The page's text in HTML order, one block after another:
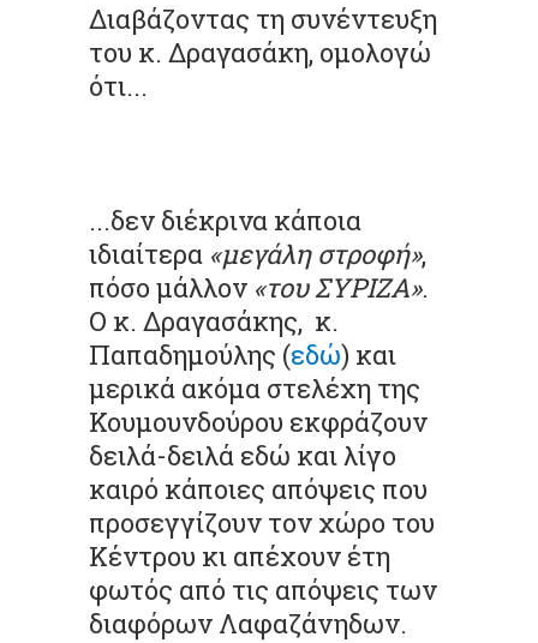
Διαβάζοντας τη συνέντευξη
του κ. Δραγασάκη, ομολογώ
ότι...
...δεν διέκρινα κάποια
ιδιαίτερα «μεγάλη στροφή»,
πόσο μάλλον «του ΣΥΡΙΖΑ».
Ο κ. Δραγασάκης, κ.
Παπαδημούλης (εδώ) και
μερικά ακόμα στελέχη της
Κουμουνδούρου εκφράζουν
δειλά-δειλά εδώ και λίγο
καιρό κάποιες απόψεις που
προσεγγίζουν τον χώρο του
Κέντρου κι απέχουν έτη
φωτός από τις απόψεις των
διαφόρων Λαφαζάνηδων.